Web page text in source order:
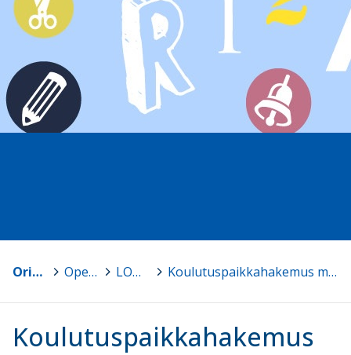
Orimattila Opetuspalvelut > LOMAKKEET > Koulutuspaikkahakemus muuhun kuin lähikouluun.pdf
Koulutuspaikkahakemus